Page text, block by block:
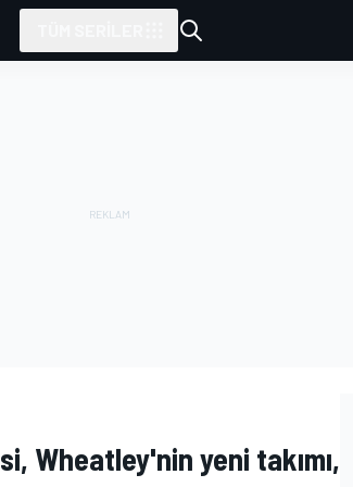
Wheatley'nin yeni takımı,